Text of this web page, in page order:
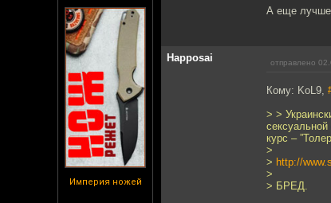
Империя ножей
А еще лучше
Happosai отправлено
Кому: KoL9,
> >
курс –
>
> http://
>
> БРЕД.